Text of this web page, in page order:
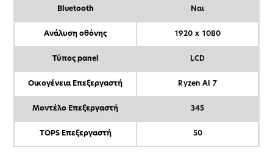
Bluetooth Ναι
Ανάλυση οθόνης 1920 x 1080
Τύπος panel LCD
Οικογένεια Επεξεργαστή Ryzen AI 7
Μοντέλο Επεξεργαστή 345
TOPS Επεξεργαστή 50